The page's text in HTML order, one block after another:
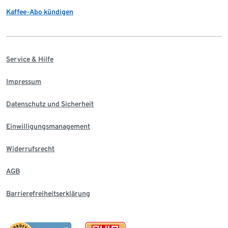
Kaffee-Abo kündigen
Service & Hilfe
Impressum
Datenschutz und Sicherheit
Einwilligungsmanagement
Widerrufsrecht
AGB
Barrierefreiheitserklärung